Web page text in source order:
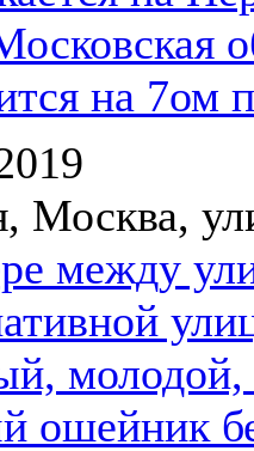
на 7ом
Москва,
между
ошейник